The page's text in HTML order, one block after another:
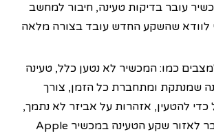
עובר בדיקות טעינה, חיבור למחשב
לוודא שהשקע החדש עובד בצורה מלאה
כמו: המכשיר לא נטען כלל, טעינה
שמנתקת ומתחברת כל הזמן, צורך
להטעין, אזהרות על אביזר לא נתמך,
חדירת נוזלים בעבר לאזור שקע הטעינה במכשיר Apple